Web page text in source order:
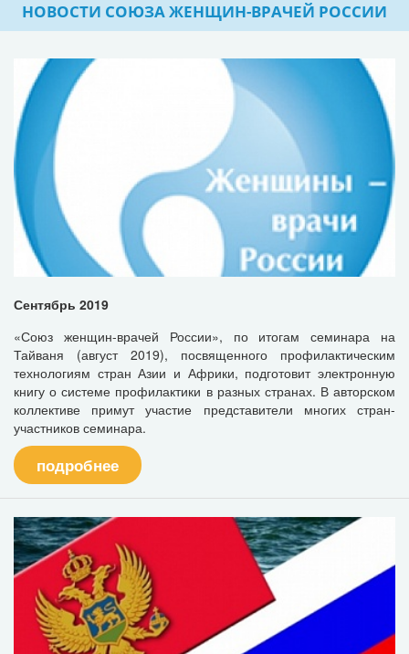
НОВОСТИ СОЮЗА ЖЕНЩИН-ВРАЧЕЙ РОССИИ
Сентябрь 2019
«Союз женщин-врачей России», по итогам семинара на
Тайваня (август 2019), посвященного профилактическим
технологиям стран Азии и Африки, подготовит электронную
книгу о системе профилактики в разных странах. В авторском
коллективе примут участие представители многих стран-
участников семинара.
подробнее